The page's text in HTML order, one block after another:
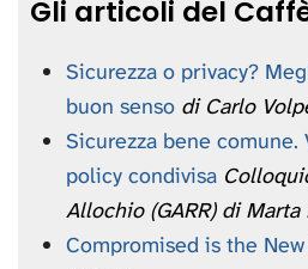
Gli articoli del
Sicurezza o privacy?
buon senso di Carlo
Sicurezza bene comune.
policy condivisa
Allochio (GARR) di
Compromised is the